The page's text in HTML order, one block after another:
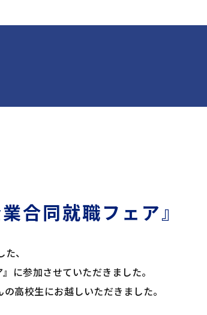
合同就職フェア』
、
に参加させていただきました。
高校生にお越しいただきました。